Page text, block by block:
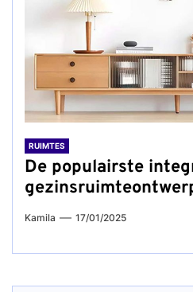
RUIMTES
De populairste
Kamila 17/01/2025